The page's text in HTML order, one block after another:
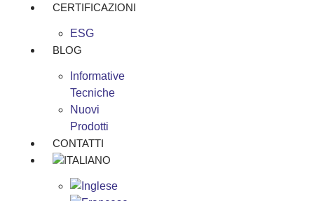
CERTIFICAZIONI
ESG
BLOG
Informative
Tecniche
Nuovi
Prodotti
CONTATTI